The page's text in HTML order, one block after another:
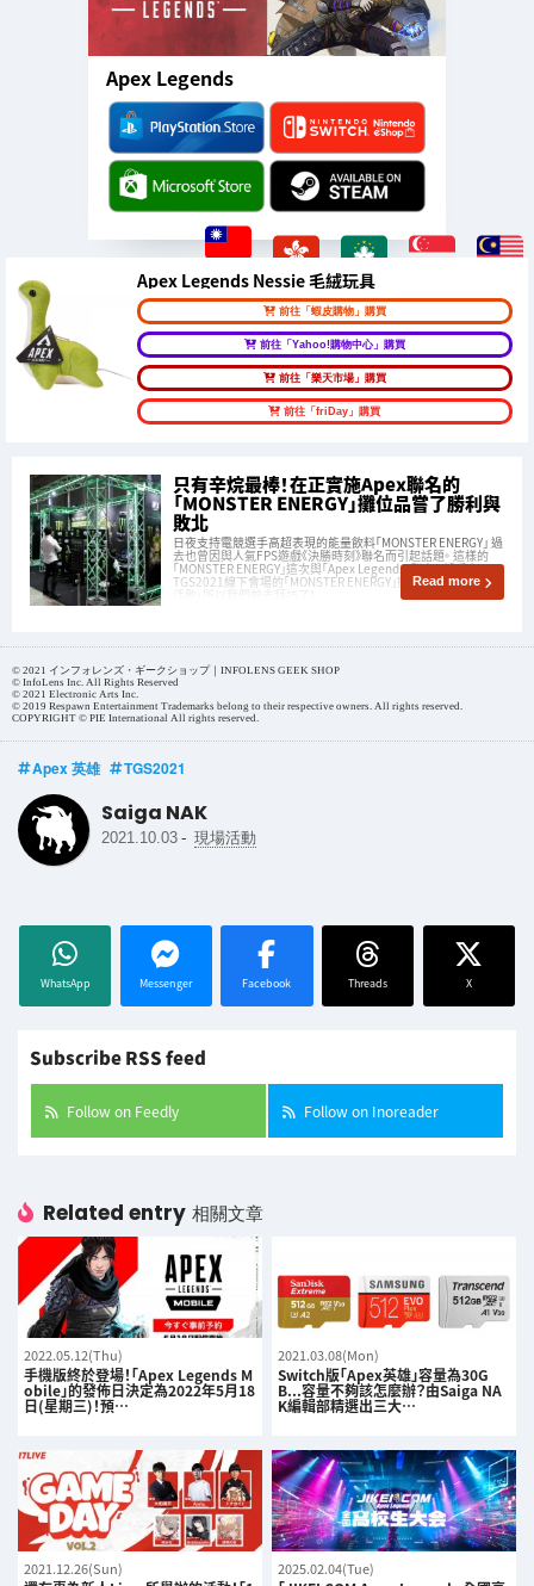
Apex Legends
Apex Legends Nessie 毛絨玩具
前往「蝦皮購物」購買
前往「Yahoo!購物中心」購買
前往「樂天市場」購買
前往「friDay」購買
只有辛烷最棒！在正實施Apex聯名的
「MONSTER ENERGY」攤位品嘗了勝利與
敗北
日夜支持電競選手高超表現的能量飲料「MONSTER ENERGY」 過
去也曾因與人氣FPS遊戲《決勝時刻》聯名而引起話題。 這樣的
「MONSTER ENERGY」這次與「Apex Legends」聯名！ 據悉在
TGS2021線下會場的「MONSTER ENERGY」攤位也正在實施特別
活動，所以我們前去拜訪了！
Read more
© 2021 インフォレンズ・ギークショップ｜INFOLENS GEEK SHOP
© InfoLens Inc. All Rights Reserved
© 2021 Electronic Arts Inc.
© 2019 Respawn Entertainment Trademarks belong to their respective owners. All rights reserved.
COPYRIGHT © PIE International All rights reserved.
Apex 英雄 TGS2021
Saiga NAK
2021.10.03 - 現場活動
WhatsApp Messenger Facebook Threads X
Subscribe RSS feed
Follow on Feedly Follow on Inoreader
Related entry 相關文章
2022.05.12(Thu)
手機版終於登場！「Apex Legends M
obile」的發佈日決定為2022年5月18
日(星期三)！預…
2021.03.08(Mon)
Switch版「Apex英雄」容量為30G
B...容量不夠該怎麼辦？由Saiga NA
K編輯部精選出三大…
2021.12.26(Sun) 2025.02.04(Tue)